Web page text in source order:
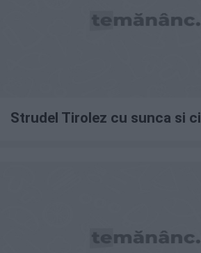
Strudel Tirolez cu sunca si